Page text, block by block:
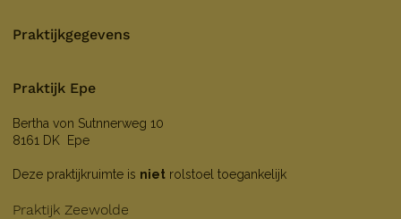
Praktijkgegevens
Praktijk Epe
Bertha von Sutnnerweg 10
8161 DK Epe
Deze praktijkruimte is nietrolstoel toegankelijk
Praktijk Zeewolde